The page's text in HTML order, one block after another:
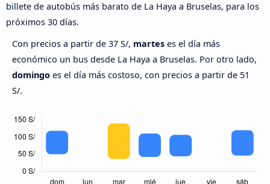
billete de autobús más barato de La Haya a Bruselas, para los
próximos 30 días.
Con precios a partir de 37 S/, martes es el día más
económico un bus desde La Haya a Bruselas. Por otro lado,
domingo es el día más costoso, con precios a partir de 51
S/.